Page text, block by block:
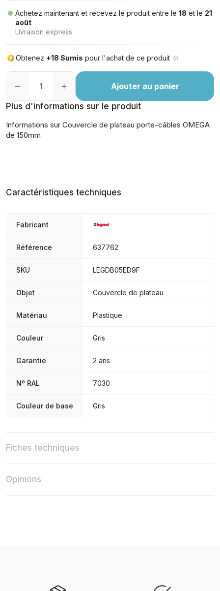
Achetez maintenant et recevez le produit entre le 18 et le 21
août
Livraison express
Obtenez +18 Sumis pour l'achat de ce produit
Ajouter au panier
Plus d'informations sur le produit
Informations sur Couvercle de plateau porte-câbles OMEGA
de 150mm
Caractéristiques techniques
Fabricant
Référence 637762
SKU LEGDB05ED9F
Objet Couvercle de plateau
Matériau Plastique
Couleur Gris
Garantie 2 ans
Nº RAL 7030
Couleur de base Gris
Fiches techniques
Opinions